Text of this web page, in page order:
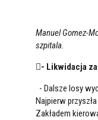
Manuel Gomez-
szpitala.
- Likwidacja
- Dalsze losy
Najpierw
Zakładem